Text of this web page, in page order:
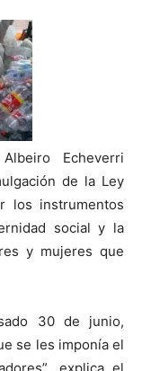
Echeverri
de la Ley
los instrumentos
social y la
y mujeres que
30 de junio,
se les imponía el
explica el